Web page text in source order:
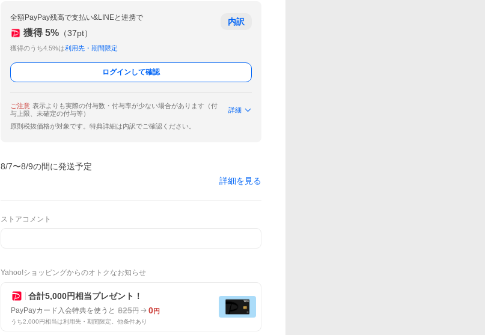
全額PayPay残高で支払い&LINEと連携で
獲得 5% （37pt）
獲得のうち4.5%は利用先・期間限定
内訳
ログインして確認
ご注意 表示よりも実際の付与数・付与率が少ない場合があります（付
与上限、未確定の付与等）
詳細
原則税抜価格が対象です。特典詳細は内訳でご確認ください。
8/7〜8/9の間に発送予定
詳細を見る
ストアコメント
Yahoo!ショッピングからのオトクなお知らせ
合計5,000円相当プレゼント！
PayPayカード入会特典を使うと 825円 0円
うち2,000円相当は利用先・期間限定。他条件あり